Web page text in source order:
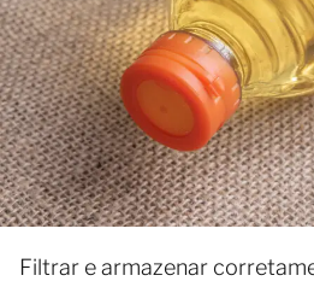
Filtrar e armazenar